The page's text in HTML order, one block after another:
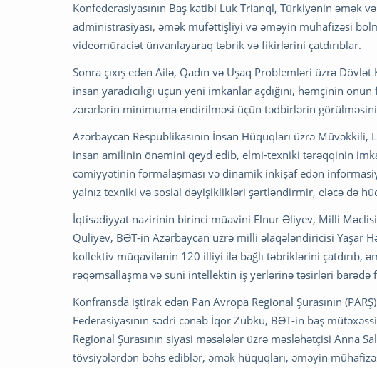
Konfederasiyasının Baş katibi Luk Trianql, Türkiyənin əmək
administrasiyası, əmək müfəttişliyi və əməyin mühafizəsi
videomüraciət ünvanlayaraq təbrik və fikirlərini çatdırıblar.
Sonra çıxış edən Ailə, Qadın və Uşaq Problemləri üzrə
insan yaradıcılığı üçün yeni imkanlar açdığını, həmçinin
zərərlərin minimuma endirilməsi üçün tədbirlərin
Azərbaycan Respublikasının İnsan Hüquqları üzrə
insan amilinin önəmini qeyd edib, elmi-texniki tərəqqinin
cəmiyyətinin formalaşması və dinamik inkişaf edən
yalnız texniki və sosial dəyişiklikləri şərtləndirmir, eləcə də
İqtisadiyyat nazirinin birinci müavini Elnur Əliyev, Milli
Quliyev, BƏT-in Azərbaycan üzrə milli əlaqələndiricisi Yaşar
kollektiv müqavilənin 120 illiyi ilə bağlı təbriklərini çatdırıb,
rəqəmsallaşma və süni intellektin iş yerlərinə təsirləri
Konfransda iştirak edən Pan Avropa Regional Şurasının
Federasiyasının sədri cənab İqor Zubku, BƏT-in baş
Regional Şurasının siyasi məsələlər üzrə məsləhətçisi Anna
tövsiyələrdən bəhs ediblər, əmək hüquqları, əməyin